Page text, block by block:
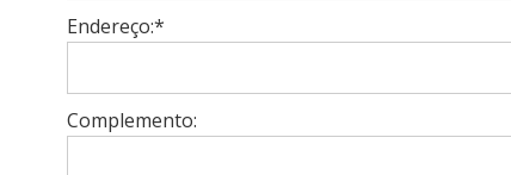
Endereço:*
Complemento: